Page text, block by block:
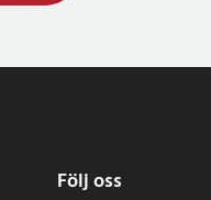
Följ oss